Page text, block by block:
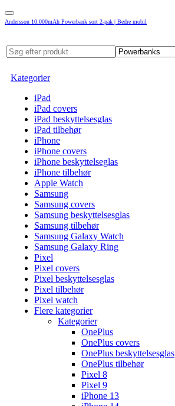
Andersson 10.000mAh Powerbank sort 2-pak | Bedre mobil
Kategorier
iPad
iPad covers
iPad beskyttelsesglas
iPad tilbehør
iPhone
iPhone covers
iPhone beskyttelseglas
iPhone tilbehør
Apple Watch
Samsung
Samsung covers
Samsung beskyttelsesglas
Samsung tilbehør
Samsung Galaxy Watch
Samsung Galaxy Ring
Pixel
Pixel covers
Pixel beskyttelsesglas
Pixel tilbehør
Pixel watch
Flere kategorier
Kategorier
OnePlus
OnePlus covers
OnePlus beskyttelsesglas
OnePlus tilbehør
Pixel 8
Pixel 9
iPhone 13